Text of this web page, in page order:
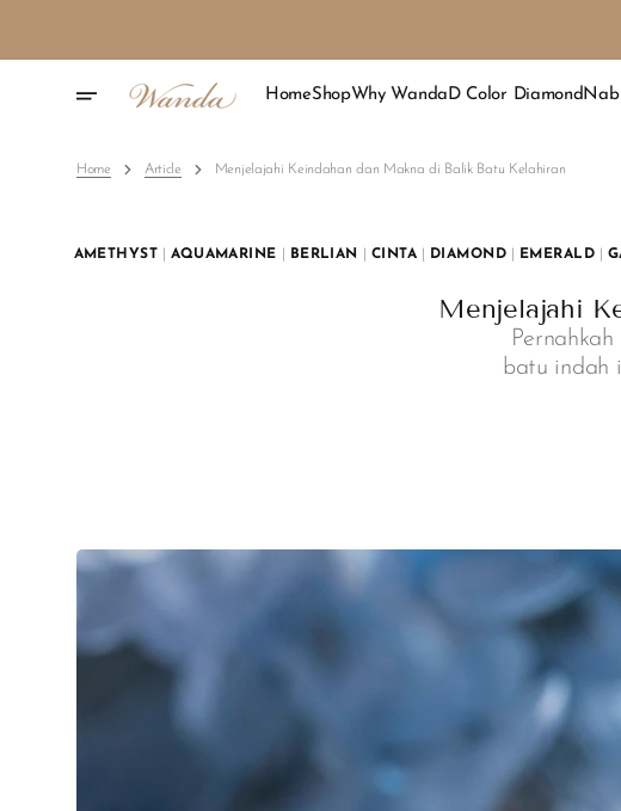
HomeShopWhy WandaD Color Diamond
Home Article Menjelajahi Keindahan dan Makna di Balik Batu Kelahiran
AMETHYST AQUAMARINE BERLIAN CINTA DIAMOND EMERALD
Menjelajahi
batu indah